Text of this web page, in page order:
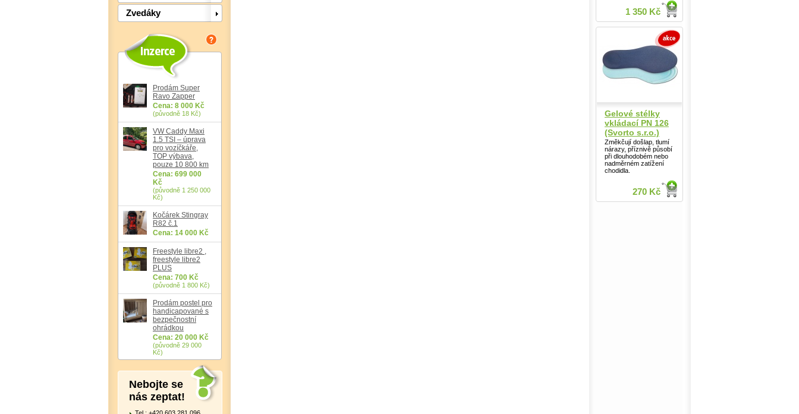
Zvedáky
Prodám Super
Ravo Zapper
Cena: 8 000 Kč
(původně 18 Kč)
VW Caddy Maxi
1.5 TSI – úprava
pro vozíčkáře,
TOP výbava,
pouze 10 800 km
Cena: 699 000
Kč
(původně 1 250 000
Kč)
Kočárek Stingray
R82 č.1
Cena: 14 000 Kč
Freestyle libre2 ,
freestyle libre2
PLUS
Cena: 700 Kč
(původně 1 800 Kč)
Prodám postel pro
handicapované s
bezpečnostní
ohrádkou
Cena: 20 000 Kč
(původně 29 000
Kč)
Nebojte se
nás zeptat!
1 350 Kč
Gelové stélky
vkládací PN 126
(Svorto s.r.o.)
Změkčují došlap, tlumí
nárazy, příznivě působí
při dlouhodobém nebo
nadměrném zatížení
chodidla.
270 Kč